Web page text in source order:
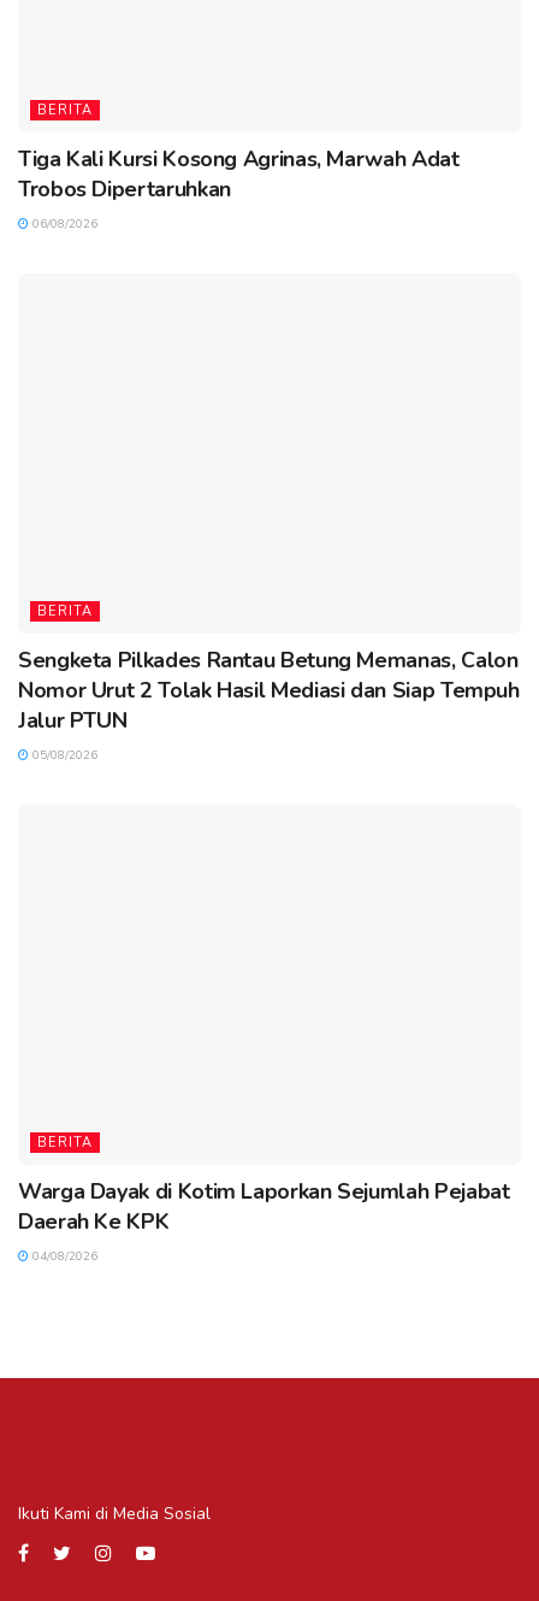
BERITA
Tiga Kali Kursi Kosong Agrinas, Marwah Adat
Trobos Dipertaruhkan
06/08/2026
BERITA
Sengketa Pilkades Rantau Betung Memanas, Calon
Nomor Urut 2 Tolak Hasil Mediasi dan Siap Tempuh
Jalur PTUN
05/08/2026
BERITA
Warga Dayak di Kotim Laporkan Sejumlah Pejabat
Daerah Ke KPK
04/08/2026
Ikuti Kami di Media Sosial